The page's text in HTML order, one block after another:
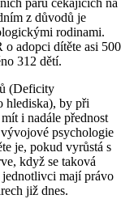
párů čekajících na
z důvodů je
rodinami.
o adopci dítěte asi 500
312 dětí.
(Deficity
hlediska), by při
i nadále přednost
psychologie
je, pokud vyrůstá s
když se taková
jednotlivci mají právo
již dnes.